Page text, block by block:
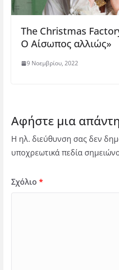
The Christmas
Ο Αίσωπος αλλιώς»
9 Νοεμβρίου, 2022
Αφήστε μια
Η ηλ. διεύθυνση σας δεν
υποχρεωτικά πεδία
Σχόλιο *